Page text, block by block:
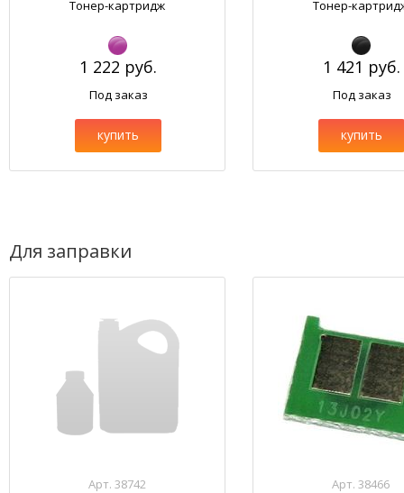
Тонер-картридж
1 222 руб.
Под заказ
купить
Тонер-
1 421 руб.
Под заказ
купить
Для заправки
Арт. 38742
Арт. 38466